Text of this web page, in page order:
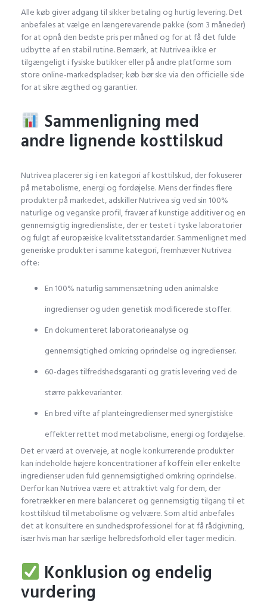
Alle køb giver adgang til sikker betaling og hurtig levering. Det
anbefales at vælge en længerevarende pakke (som 3 måneder)
for at opnå den bedste pris per måned og for at få det fulde
udbytte af en stabil rutine. Bemærk, at Nutrivea ikke er
tilgængeligt i fysiske butikker eller på andre platforme som
store online-markedspladser; køb bør ske via den officielle side
for at sikre ægthed og garantier.
Sammenligning med
andre lignende kosttilskud
Nutrivea placerer sig i en kategori af kosttilskud, der fokuserer
på metabolisme, energi og fordøjelse. Mens der findes flere
produkter på markedet, adskiller Nutrivea sig ved sin 100%
naturlige og veganske profil, fravær af kunstige additiver og en
gennemsigtig ingrediensliste, der er testet i tyske laboratorier
og fulgt af europæiske kvalitetsstandarder. Sammenlignet med
generiske produkter i samme kategori, fremhæver Nutrivea
ofte:
En 100% naturlig sammensætning uden animalske
ingredienser og uden genetisk modificerede stoffer.
En dokumenteret laboratorieanalyse og
gennemsigtighed omkring oprindelse og ingredienser.
60-dages tilfredshedsgaranti og gratis levering ved de
større pakkevarianter.
En bred vifte af planteingredienser med synergistiske
effekter rettet mod metabolisme, energi og fordøjelse.
Det er værd at overveje, at nogle konkurrerende produkter
kan indeholde højere koncentrationer af koffein eller enkelte
ingredienser uden fuld gennemsigtighed omkring oprindelse.
Derfor kan Nutrivea være et attraktivt valg for dem, der
foretrækker en mere balanceret og gennemsigtig tilgang til et
kosttilskud til metabolisme og velvære. Som altid anbefales
det at konsultere en sundhedsprofessionel for at få rådgivning,
især hvis man har særlige helbredsforhold eller tager medicin.
Konklusion og endelig
vurdering